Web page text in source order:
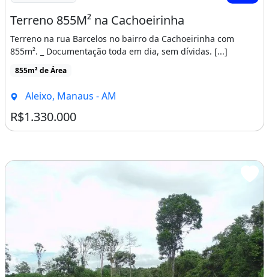
Terreno 855M² na Cachoeirinha
Terreno na rua Barcelos no bairro da Cachoeirinha com
855m². _ Documentação toda em dia, sem dívidas. [...]
855m² de Área
Aleixo, Manaus - AM
R$1.330.000